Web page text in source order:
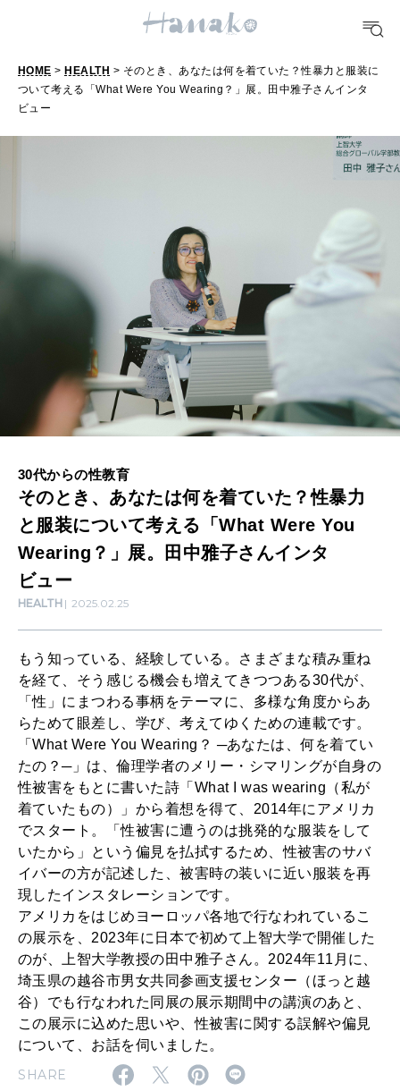
明日のわたし
算命学がわかる今月のあなた
HEALTH
LEARN
知る、考える
MAMA
ママもいろいろ
SUSTAINABLE
わたしができること
CULTURE
自分を耕す
MAGAZINE
特集
2026年9月号「北海道 おいしく遊ぶ、夏のご褒美旅。」
2026年8月号『お茶の時間です。』
2026年7月号「鎌倉 ローカルが 教えてくれた 本当の歩き方。」
2026年6月号「大銀座 トレンドが生まれる 新しい一流店へ。」
2026年5月号「“大好き”に出会いに。韓国」
2026年4月号「未来をつくる、学びの教科書。」
2026年3月号「スイーツ予想図 2026」
2026年2月号「良運を掴む 新・開運術。」
2026年1月号「猫がいれば、幸せ」
MAGAZINE MOOK
FOLLOW US!
そ
の
あ
な
を
着
い
た
？
性
暴
力
と
服
装
に
つ
い
て
考
え
る
「
W
h
a
t
HOME > HEALTH > そのとき、あなたは何を着ていた？性暴力と服装に
ついて考える「What Were You Wearing？」展。田中雅子さんインタ
ビュー
30代からの性教育
そのとき、あなたは何を着ていた？性暴力
と服装について考える「What Were You
Wearing？」展。田中雅子さんインタ
ビュー
HEALTH 2025.02.25
もう知っている、経験している。さまざまな積み重ね
を経て、そう感じる機会も増えてきつつある30代が、
「性」にまつわる事柄をテーマに、多様な角度からあ
らためて眼差し、学び、考えてゆくための連載です。
「What Were You Wearing？ ─あなたは、何を着てい
たの？─」は、倫理学者のメリー・シマリングが自身の
性被害をもとに書いた詩「What I was wearing（私が
着ていたもの）」から着想を得て、2014年にアメリカ
でスタート。「性被害に遭うのは挑発的な服装をして
いたから」という偏見を払拭するため、性被害のサバ
イバーの方が記述した、被害時の装いに近い服装を再
現したインスタレーションです。
アメリカをはじめヨーロッパ各地で行なわれているこ
の展示を、2023年に日本で初めて上智大学で開催した
のが、上智大学教授の田中雅子さん。2024年11月に、
埼玉県の越谷市男女共同参画支援センター（ほっと越
谷）でも行なわれた同展の展示期間中の講演のあと、
この展示に込めた思いや、性被害に関する誤解や偏見
について、お話を伺いました。
SHARE